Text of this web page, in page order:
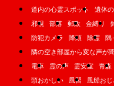
道内の心霊スポット
遺体
邪視
部落 郵政 金縛り
防犯カメラ
降頭 除霊 隅
隣の空き部屋から変な声が
電車
霊の声 霊安室 青森
頭おかしい
風習 風船おじ